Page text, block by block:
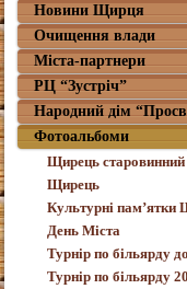
Новини Щирця
Очищення влади
Міста-партнери
РЦ “Зустріч”
Народний дім
Фотоальбоми
Щирець старовинний
Щирець
Культурні пам’ятки
День Міста
Турнір по більярду
Турнір по більярду